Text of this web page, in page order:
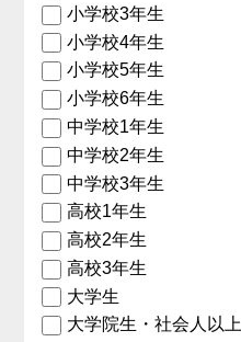
小学校3年生
小学校4年生
小学校5年生
小学校6年生
中学校1年生
中学校2年生
中学校3年生
高校1年生
高校2年生
高校3年生
大学生
大学院生・社会人以上